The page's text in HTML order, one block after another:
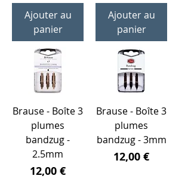
Ajouter au
panier
Ajouter au
panier
Brause - Boîte 3
plumes
bandzug -
2.5mm
Prix
12,00 €
Brause - Boîte 3
plumes
bandzug - 3mm
Prix
12,00 €